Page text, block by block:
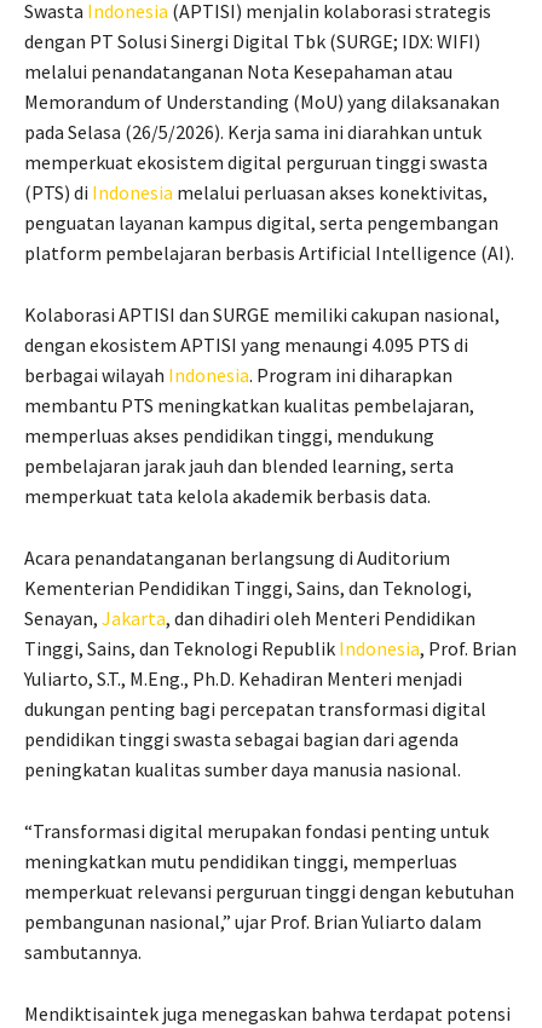
Swasta Indonesia (APTISI) menjalin kolaborasi strategis
dengan PT Solusi Sinergi Digital Tbk (SURGE; IDX: WIFI)
melalui penandatanganan Nota Kesepahaman atau
Memorandum of Understanding (MoU) yang dilaksanakan
pada Selasa (26/5/2026). Kerja sama ini diarahkan untuk
memperkuat ekosistem digital perguruan tinggi swasta
(PTS) di Indonesia melalui perluasan akses konektivitas,
penguatan layanan kampus digital, serta pengembangan
platform pembelajaran berbasis Artificial Intelligence (AI).
Kolaborasi APTISI dan SURGE memiliki cakupan nasional,
dengan ekosistem APTISI yang menaungi 4.095 PTS di
berbagai wilayah Indonesia. Program ini diharapkan
membantu PTS meningkatkan kualitas pembelajaran,
memperluas akses pendidikan tinggi, mendukung
pembelajaran jarak jauh dan blended learning, serta
memperkuat tata kelola akademik berbasis data.
Acara penandatanganan berlangsung di Auditorium
Kementerian Pendidikan Tinggi, Sains, dan Teknologi,
Senayan, Jakarta, dan dihadiri oleh Menteri Pendidikan
Tinggi, Sains, dan Teknologi Republik Indonesia, Prof. Brian
Yuliarto, S.T., M.Eng., Ph.D. Kehadiran Menteri menjadi
dukungan penting bagi percepatan transformasi digital
pendidikan tinggi swasta sebagai bagian dari agenda
peningkatan kualitas sumber daya manusia nasional.
“Transformasi digital merupakan fondasi penting untuk
meningkatkan mutu pendidikan tinggi, memperluas
memperkuat relevansi perguruan tinggi dengan kebutuhan
pembangunan nasional,” ujar Prof. Brian Yuliarto dalam
sambutannya.
Mendiktisaintek juga menegaskan bahwa terdapat potensi